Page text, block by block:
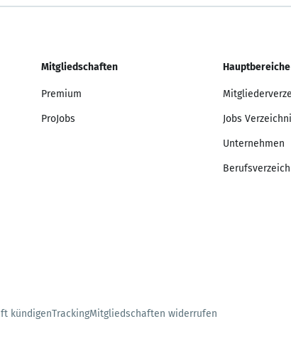
Mitgliedschaften
Premium
ProJobs
Hauptbereiche
Jobs
Unternehmen
kündigenTrackingMitgliedschaften widerrufen